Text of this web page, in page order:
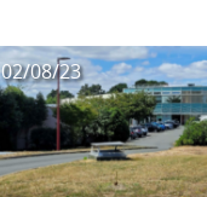
02/08/23